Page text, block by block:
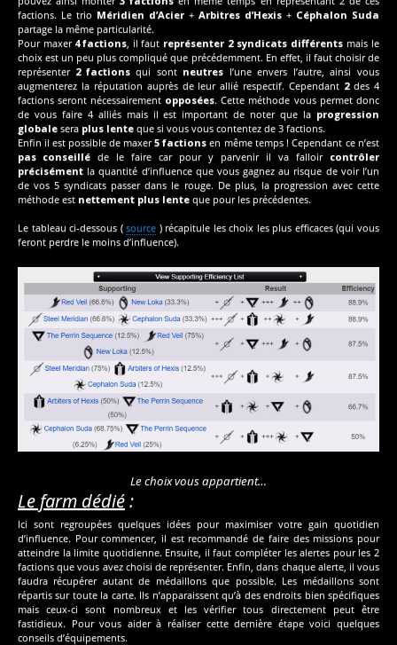
factions. Le trio Méridien d’Acier + Arbitres d’Hexis + Céphalon Suda
partage la même particularité.
Pour maxer 4 factions , il faut représenter 2 syndicats différents mais le
choix est un peu plus compliqué que précédemment. En effet, il faut choisir de
représenter 2 factions qui sont neutres l’une envers l’autre, ainsi vous
augmenterez la réputation auprès de leur allié respectif. Cependant 2des 4
factions seront nécessairement opposées. Cette méthode vous permet donc
de vous faire 4 alliés mais il est important de noter que la progression
globale sera plus lente que si vous vous contentez de 3 factions.
Enfin il est possible de maxer5 factions en même temps ! Cependant ce n’est
pas conseillé de le faire car pour y parvenir il va falloir contrôler
précisément la quantité d’influence que vous gagnez au risque de voir l’un
de vos 5 syndicats passer dans le rouge. De plus, la progression avec cette
méthode est nettement plus lente que pour les précédentes.
Le tableau ci-dessous ( source ) récapitule les choix les plus efficaces (qui vous
feront perdre le moins d’influence).
Le choix vous appartient…
Le farm dédié:
Ici sont regroupées quelques idées pour maximiser votre gain quotidien
d’influence. Pour commencer, il est recommandé de faire des missions pour
atteindre la limite quotidienne. Ensuite, il faut compléter les alertes pour les 2
factions que vous avez choisi de représenter. Enfin, dans chaque alerte, il vous
faudra récupérer autant de médaillons que possible. Les médaillons sont
répartis sur toute la carte. Ils n’apparaissent qu’à des endroits bien spécifiques
mais ceux-ci sont nombreux et les vérifier tous directement peut être
fastidieux. Pour vous aider à réaliser cette dernière étape voici quelques
conseils d’équipements.